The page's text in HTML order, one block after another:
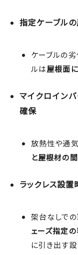
指定ケーブル
ケーブルの
ルは屋根面
マイクロイン
確保
放熱性や通
と屋根材の
ラックレス設
架台なしでの
ェーズ指定
に引き出す設